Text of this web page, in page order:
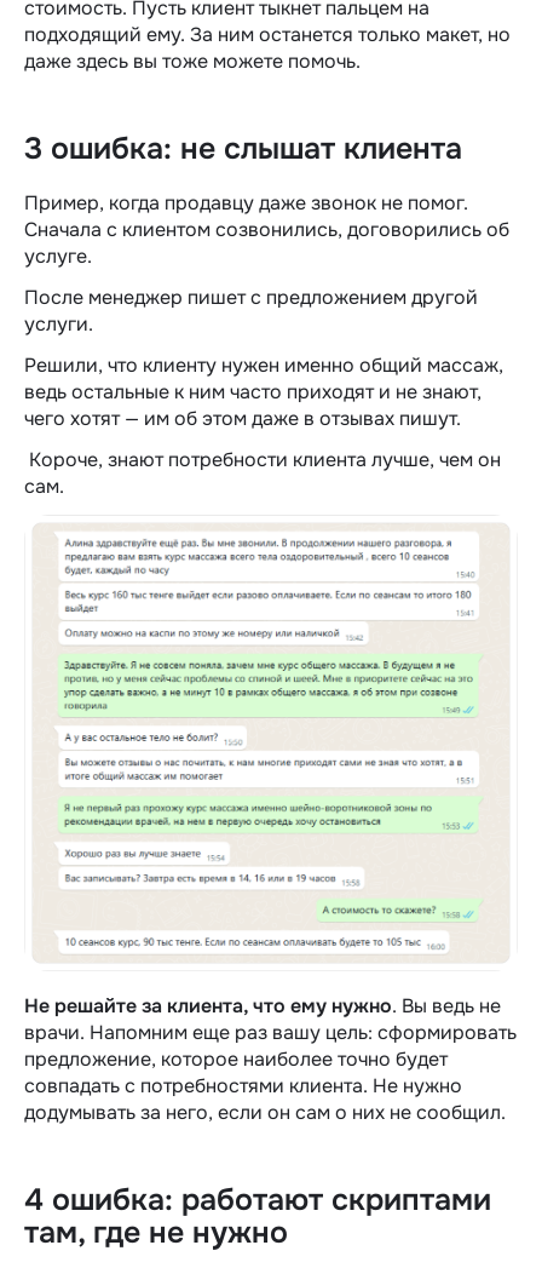
стоимость. Пусть клиент тыкнет пальцем на
подходящий ему. За ним останется только макет, но
даже здесь вы тоже можете помочь.
3 ошибка: не слышат клиента
Пример, когда продавцу даже звонок не помог.
Сначала с клиентом созвонились, договорились об
услуге.
После менеджер пишет с предложением другой
услуги.
Решили, что клиенту нужен именно общий массаж,
ведь остальные к ним часто приходят и не знают,
чего хотят — им об этом даже в отзывах пишут.
Короче, знают потребности клиента лучше, чем он
сам.
Не решайте за клиента, что ему нужно. Вы ведь не
врачи. Напомним еще раз вашу цель: сформировать
предложение, которое наиболее точно будет
совпадать с потребностями клиента. Не нужно
додумывать за него, если он сам о них не сообщил.
4 ошибка: работают скриптами
там, где не нужно